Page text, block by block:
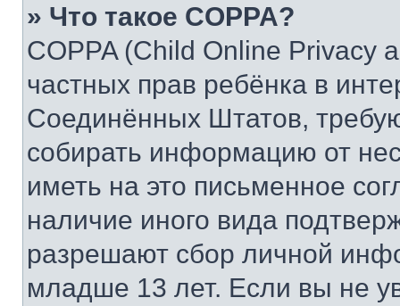
» Что такое COPPA?
COPPA (Child Online Privacy
частных прав ребёнка в
Соединённых Штатов,
собирать информацию от
иметь на это письменное
наличие иного вида
разрешают сбор личной
младше 13 лет. Если вы не